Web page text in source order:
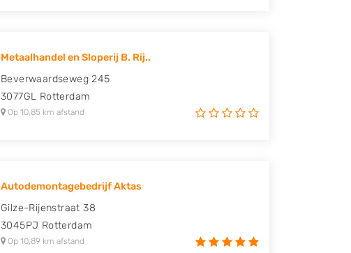
Metaalhandel en Sloperij B. Rij..
Beverwaardseweg 245
3077GL Rotterdam
Op 10,85 km afstand
Autodemontagebedrijf Aktas
Gilze-Rijenstraat 38
3045PJ Rotterdam
Op 10,89 km afstand